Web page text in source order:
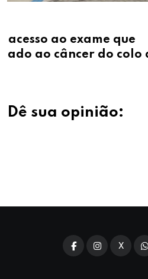
do
Pacientes
remanejados
Dê sua opinião:
X